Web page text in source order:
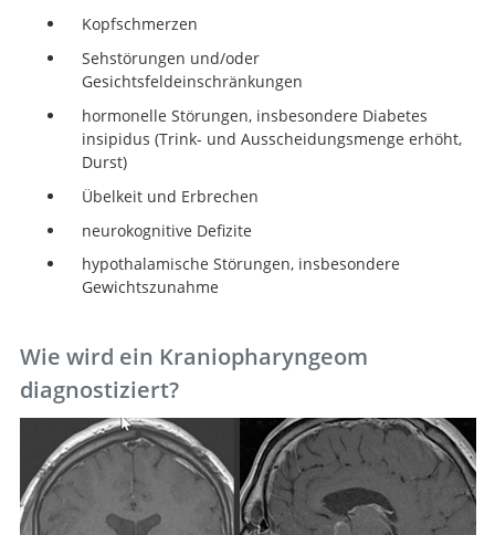
Kopfschmerzen
Sehstörungen und/oder
Gesichtsfeldeinschränkungen
hormonelle Störungen, insbesondere Diabetes
insipidus (Trink- und Ausscheidungsmenge erhöht,
Durst)
Übelkeit und Erbrechen
neurokognitive Defizite
hypothalamische Störungen, insbesondere
Gewichtszunahme
Wie wird ein Kraniopharyngeom
diagnostiziert?